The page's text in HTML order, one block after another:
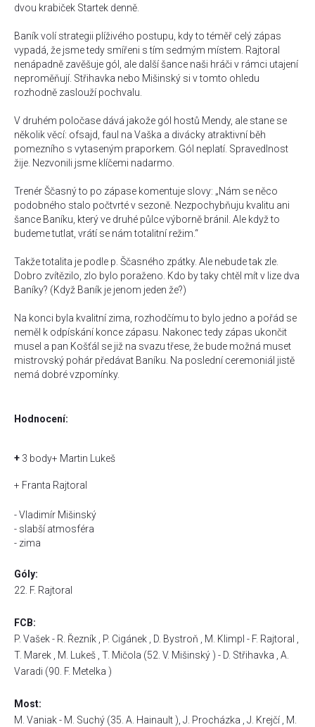
dvou krabiček Startek denně.
Baník volí strategii plíživého postupu, kdy to téměř celý zápas
vypadá, že jsme tedy smířeni s tím sedmým místem. Rajtoral
nenápadně zavěšuje gól, ale další šance naši hráči v rámci utajení
neproměňují. Střihavka nebo Mišinský si v tomto ohledu
rozhodně zaslouží pochvalu.
V druhém poločase dává jakože gól hostů Mendy, ale stane se
několik věcí: ofsajd, faul na Vaška a divácky atraktivní běh
pomezního s vytaseným praporkem. Gól neplatí. Spravedlnost
žije. Nezvonili jsme klíčemi nadarmo.
Trenér Ščasný to po zápase komentuje slovy: „Nám se něco
podobného stalo počtvrté v sezoně. Nezpochybňuju kvalitu ani
šance Baníku, který ve druhé půlce výborně bránil. Ale když to
budeme tutlat, vrátí se nám totalitní režim.“
Takže totalita je podle p. Ščasného zpátky. Ale nebude tak zle.
Dobro zvítězilo, zlo bylo poraženo. Kdo by taky chtěl mít v lize dva
Baníky? (Když Baník je jenom jeden že?)
Na konci byla kvalitní zima, rozhodčímu to bylo jedno a pořád se
neměl k odpískání konce zápasu. Nakonec tedy zápas ukončit
musel a pan Košťál se již na svazu třese, že bude možná muset
mistrovský pohár předávat Baníku. Na poslední ceremoniál jistě
nemá dobré vzpomínky.
Hodnocení:
+ 3 body+ Martin Lukeš
+ Franta Rajtoral
- Vladimír Mišinský
- slabší atmosféra
- zima
Góly:
22. F. Rajtoral
FCB:
P. Vašek - R. Řezník , P. Cigánek , D. Bystroň , M. Klimpl - F. Rajtoral ,
T. Marek , M. Lukeš , T. Mičola (52. V. Mišinský ) - D. Střihavka , A.
Varadi (90. F. Metelka )
Most:
M. Vaniak - M. Suchý (35. A. Hainault ), J. Procházka , J. Krejčí , M.